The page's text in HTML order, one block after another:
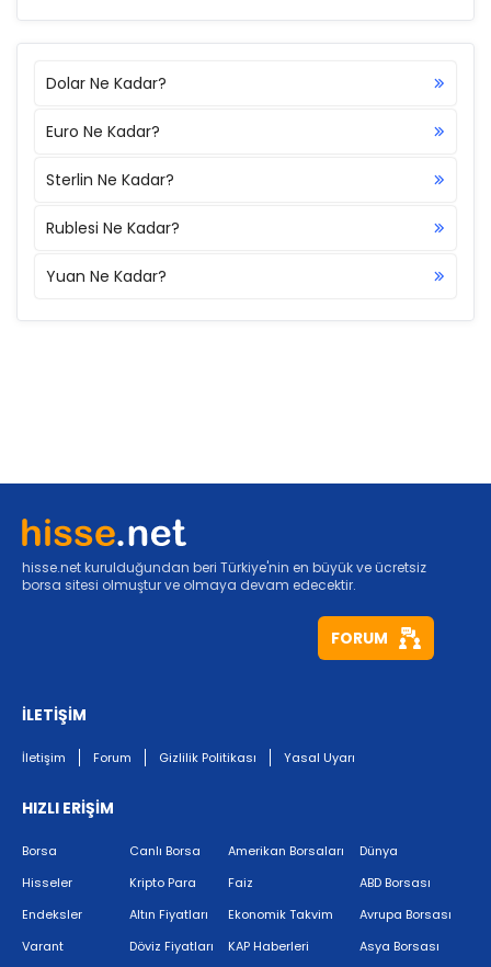
Dolar Ne Kadar?
Euro Ne Kadar?
Sterlin Ne Kadar?
Rublesi Ne Kadar?
Yuan Ne Kadar?
hisse.net kurulduğundan beri Türkiye'nin en büyük ve ücretsiz
borsa sitesi olmuştur ve olmaya devam edecektir.
FORUM
İLETİŞİM
İletişim Forum Gizlilik Politikası Yasal Uyarı
HIZLI ERİŞİM
Borsa
Hisseler
Endeksler
Varant
Canlı Borsa
Kripto Para
Altın Fiyatları
Döviz Fiyatları
Amerikan Borsaları
Faiz
Ekonomik Takvim
KAP Haberleri
Dünya
ABD Borsası
Avrupa Borsası
Asya Borsası